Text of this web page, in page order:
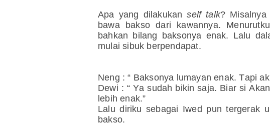
Apa yang dilakukanself talk?
bawa bakso dari kawannya.
bahkan bilang baksonya enak. Lalu
mulai sibuk berpendapat.
Neng : “ Baksonya lumayan enak. Tapi
Dewi : “ Ya sudah bikin saja. Biar si
lebih enak.”
Lalu diriku sebagai Iwed pun tergerak
bakso.